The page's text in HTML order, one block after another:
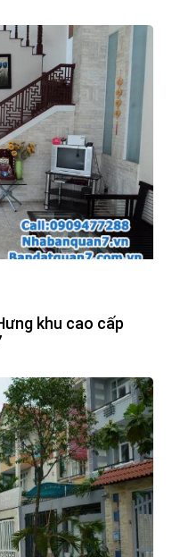
khu cao cấp